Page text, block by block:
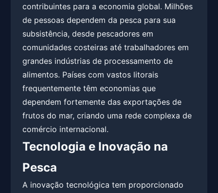
contribuintes para a economia global. Milhões
de pessoas dependem da pesca para sua
subsistência, desde pescadores em
comunidades costeiras até trabalhadores em
grandes indústrias de processamento de
alimentos. Países com vastos litorais
frequentemente têm economias que
dependem fortemente das exportações de
frutos do mar, criando uma rede complexa de
comércio internacional.
Tecnologia e Inovação na
Pesca
A inovação tecnológica tem proporcionado